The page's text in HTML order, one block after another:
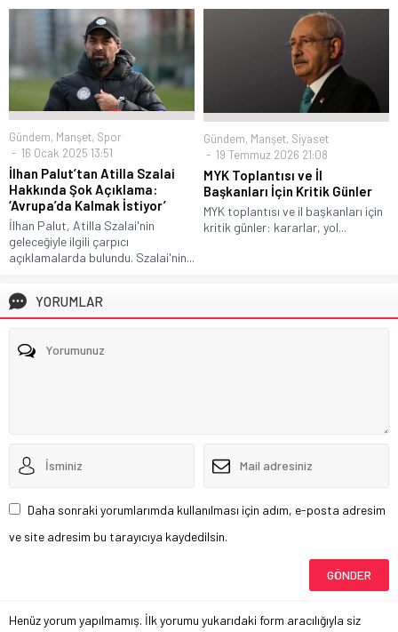
Gündem, Manşet, Spor
16 Ocak 2025 13:51
İlhan Palut’tan Atilla Szalai
Hakkında Şok Açıklama:
‘Avrupa’da Kalmak İstiyor’
İlhan Palut, Atilla Szalai'nin
geleceğiyle ilgili çarpıcı
açıklamalarda bulundu. Szalai'nin...
Gündem, Manşet, Siyaset
19 Temmuz 2026 21:08
MYK Toplantısı ve İl
Başkanları İçin Kritik Günler
MYK toplantısı ve il başkanları için
kritik günler: kararlar, yol...
YORUMLAR
Daha sonraki yorumlarımda kullanılması için adım, e-posta adresim
ve site adresim bu tarayıcıya kaydedilsin.
Henüz yorum yapılmamış. İlk yorumu yukarıdaki form aracılığıyla siz